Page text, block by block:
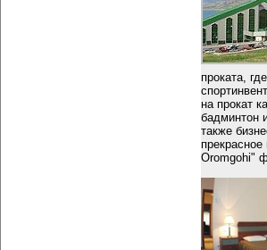
проката,
на прокат
бадминтон
также
Oromgohi"